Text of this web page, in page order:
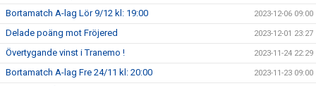
Bortamatch A-lag Lör 9/12 kl: 19:00 2023-12-06 09:00
Delade poäng mot Fröjered 2023-12-01 23:27
Övertygande vinst i Tranemo ! 2023-11-24 22:29
Bortamatch A-lag Fre 24/11 kl: 20:00 2023-11-23 09:00